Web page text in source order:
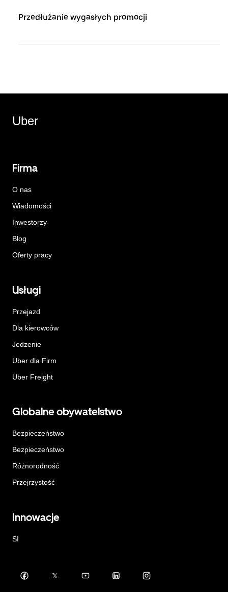
Przedłużanie wygasłych promocji
Uber
Firma
O nas
Wiadomości
Inwestorzy
Blog
Oferty pracy
Usługi
Przejazd
Dla kierowców
Jedzenie
Uber dla Firm
Uber Freight
Globalne obywatelstwo
Bezpieczeństwo
Bezpieczeństwo
Różnorodność
Przejrzystość
Innowacje
SI